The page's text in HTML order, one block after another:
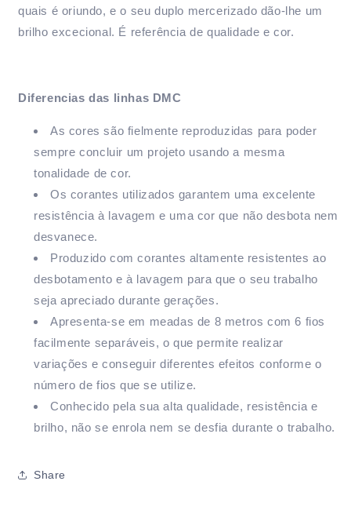
quais é oriundo, e o seu duplo mercerizado dão-lhe um
brilho excecional. É referência de qualidade e cor.
Diferencias das linhas DMC
As cores são fielmente reproduzidas para poder
sempre concluir um projeto usando a mesma
tonalidade de cor.
Os corantes utilizados garantem uma excelente
resistência à lavagem e uma cor que não desbota nem
desvanece.
Produzido com corantes altamente resistentes ao
desbotamento e à lavagem para que o seu trabalho
seja apreciado durante gerações.
Apresenta-se em meadas de 8 metros com 6 fios
facilmente separáveis, o que permite realizar
variações e conseguir diferentes efeitos conforme o
número de fios que se utilize.
Conhecido pela sua alta qualidade, resistência e
brilho, não se enrola nem se desfia durante o trabalho.
Share